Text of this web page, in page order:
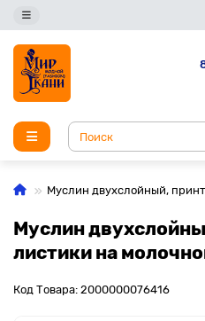
Муслин двухслойный,
Муслин
листики на
Код Товара: 2000000076416